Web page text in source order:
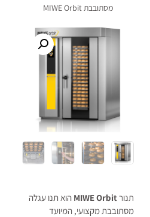
מסתובבת MIWE Orbit
תנורMIWE Orbit הוא תנו עגלה
מסתובבת מקצועי, המיועד